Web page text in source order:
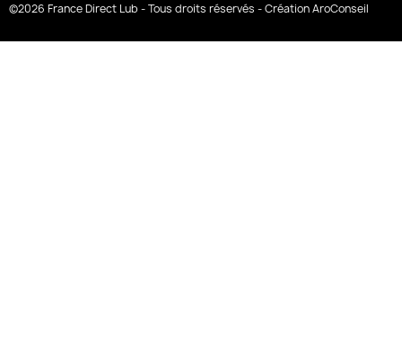
©2026 France Direct Lub - Tous droits réservés - Création AroConseil